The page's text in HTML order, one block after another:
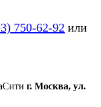
750-62-92 или
г. Москва, ул.